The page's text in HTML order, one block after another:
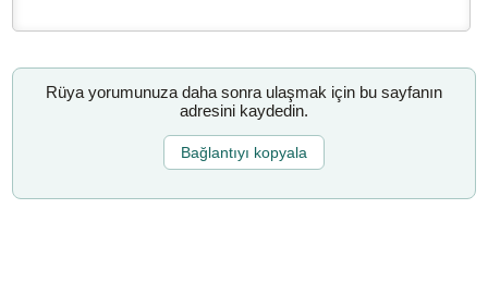
Rüya yorumunuza daha sonra ulaşmak için bu sayfanın
adresini kaydedin.
Bağlantıyı kopyala